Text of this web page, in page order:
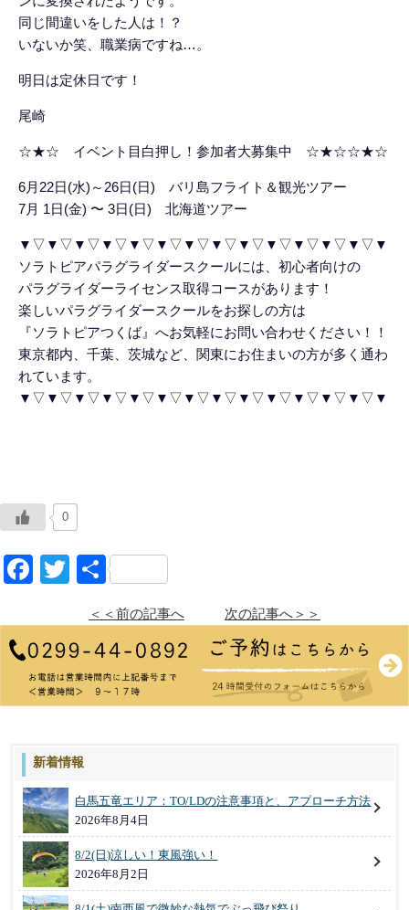
同じ間違いをした人は！？
いないか笑、職業病ですね…。
明日は定休日です！
尾崎
☆★☆ イベント目白押し！参加者大募集中 ☆★☆☆★☆
6月22日(水)～26日(日) バリ島フライト＆観光ツアー
7月 1日(金) 〜 3日(日) 北海道ツアー
▼▽▼▽▼▽▼▽▼▽▼▽▼▽▼▽▼▽▼▽▼▽▼▽▼▽▼
ソラトピアパラグライダースクールには、初心者向けの
パラグライダーライセンス取得コースがあります！
楽しいパラグライダースクールをお探しの方は
『ソラトピアつくば』へお気軽にお問い合わせください！！
東京都内、千葉、茨城など、関東にお住まいの方が多く通わ
れています。
▼▽▼▽▼▽▼▽▼▽▼▽▼▽▼▽▼▽▼▽▼▽▼▽▼▽▼
0
Facebook
Twitter
共
＜＜前の記事へ 次の記事へ＞＞
新着情報
白馬五竜エリア：TO/LDの注意事項と、アプローチ方法
2026年8月4日
8/2(日)涼しい！東風強い！
2026年8月2日